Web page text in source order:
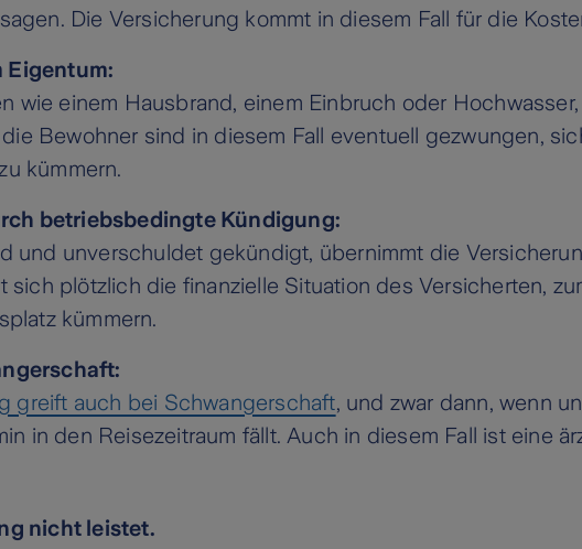
Die Versicherung kommt in diesem Fall für die
Eigentum:
wie einem Hausbrand, einem Einbruch oder
Bewohner sind in diesem Fall eventuell gezwungen,
kümmern.
betriebsbedingte Kündigung:
und unverschuldet gekündigt, übernimmt die
sich plötzlich die finanzielle Situation des Versicherten,
kümmern.
greift auch bei Schwangerschaft, und zwar dann, wenn
in den Reisezeitraum fällt. Auch in diesem Fall ist eine
nicht leistet.